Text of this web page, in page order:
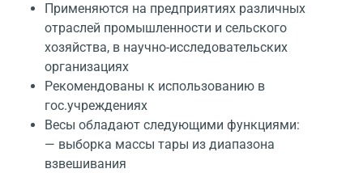
Применяются на предприятиях различных
отраслей промышленности и сельского
хозяйства, в научно-исследовательских
организациях
Рекомендованы к использованию в
гос.учреждениях
Весы обладают следующими функциями:
— выборка массы тары из диапазона
взвешивания